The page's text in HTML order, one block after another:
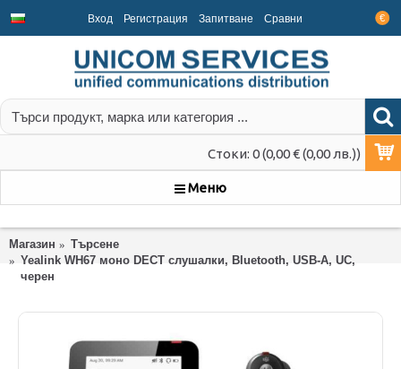
€
Вход Регистрация Запитване Срaвни
Стоки: 0 (0,00 € (0,00 лв.))
Меню
Магазин
Търсене
Yealink WH67 моно DECT слушалки, Bluetooth, USB-A, UC,
черен